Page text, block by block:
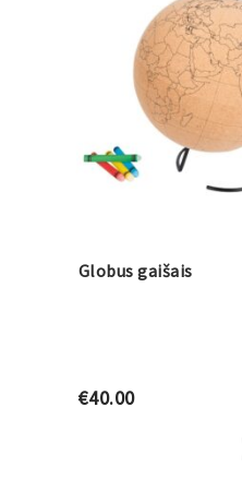
Globus gaišais
€40.00